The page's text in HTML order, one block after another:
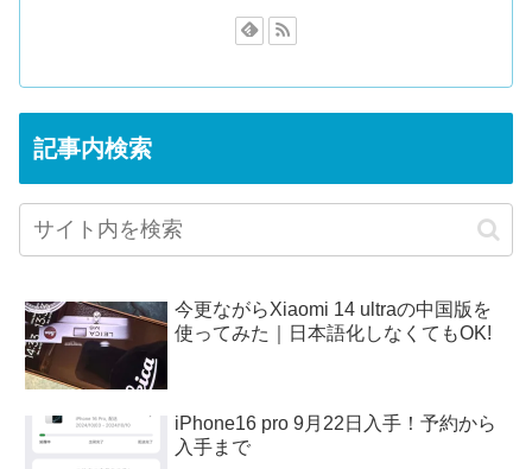
記事内検索
今更ながらXiaomi 14 ultraの中国版を
使ってみた｜日本語化しなくてもOK!
iPhone16 pro 9月22日入手！予約から
入手まで